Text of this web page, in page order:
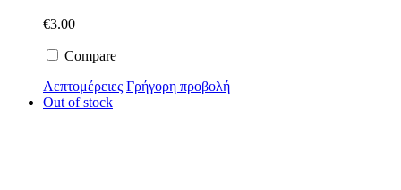
€3.00
Compare
Λεπτομέρειες Γρήγορη προβολή
Out of stock